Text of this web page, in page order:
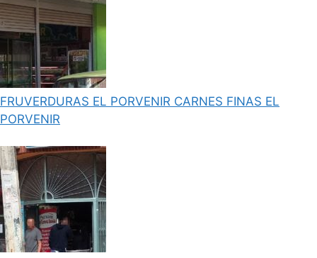
FRUVERDURAS EL PORVENIR CARNES FINAS EL
PORVENIR